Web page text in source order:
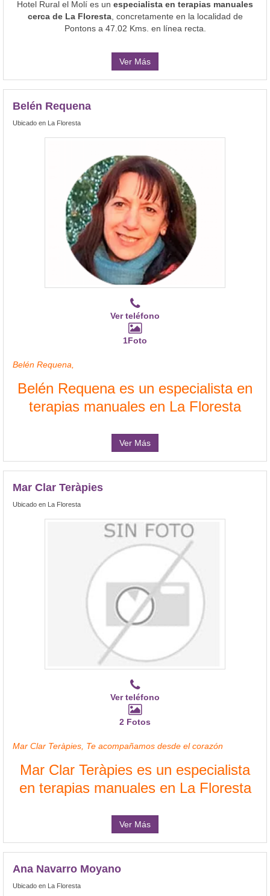
Hotel Rural el Molí es un especialista en terapias manuales
cerca de La Floresta, concretamente en la localidad de
Pontons a 47.02 Kms. en línea recta.
Ver Más
Belén Requena
Ubicado en La Floresta
Ver teléfono
1Foto
Belén Requena,
Belén Requena es un especialista en
terapias manuales en La Floresta
Ver Más
Mar Clar Teràpies
Ubicado en La Floresta
Ver teléfono
2 Fotos
Mar Clar Teràpies, Te acompañamos desde el corazón
Mar Clar Teràpies es un especialista
en terapias manuales en La Floresta
Ver Más
Ana Navarro Moyano
Ubicado en La Floresta